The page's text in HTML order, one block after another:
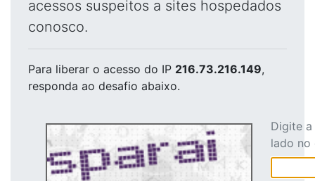
acessos suspeitos a sites hospedados
conosco.
Para liberar o acesso do IP 216.73.216.149,
responda ao desafio abaixo.
Digite
lado no